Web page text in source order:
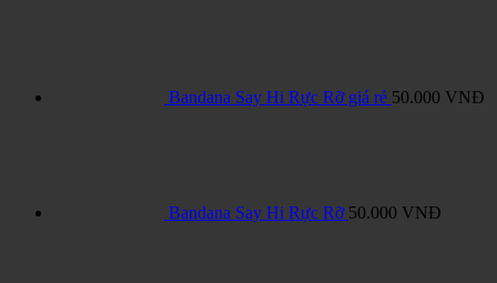
Bandana Say Hi Rực Rỡ giá rẻ 50.000 VNĐ
Bandana Say Hi Rực Rỡ 50.000 VNĐ